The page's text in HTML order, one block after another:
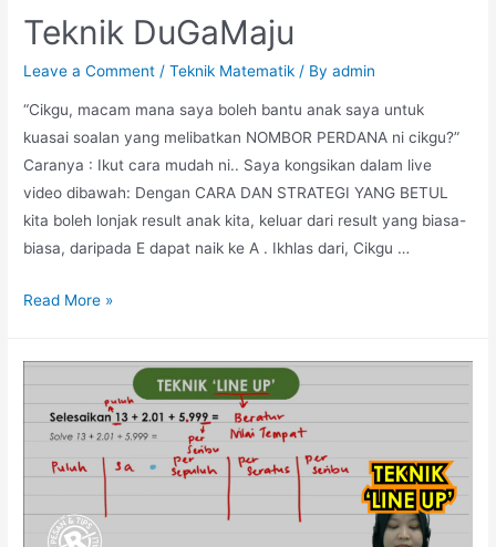
Teknik DuGaMaju
Leave a Comment /Teknik Matematik / Byadmin
“Cikgu, macam mana saya boleh bantu anak saya untuk
kuasai soalan yang melibatkan NOMBOR PERDANA ni cikgu?”
Caranya : Ikut cara mudah ni.. Saya kongsikan dalam live
video dibawah: Dengan CARA DAN STRATEGI YANG BETUL
kita boleh lonjak result anak kita, keluar dari result yang biasa-
biasa, daripada E dapat naik ke A . Ikhlas dari, Cikgu …
Teknik
Read More »